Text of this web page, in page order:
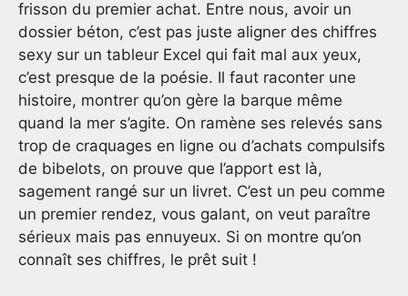
frisson du premier achat. Entre nous, avoir un
dossier béton, c’est pas juste aligner des chiffres
sexy sur un tableur Excel qui fait mal aux yeux,
c’est presque de la poésie. Il faut raconter une
histoire, montrer qu’on gère la barque même
quand la mer s’agite. On ramène ses relevés sans
trop de craquages en ligne ou d’achats compulsifs
de bibelots, on prouve que l’apport est là,
sagement rangé sur un livret. C’est un peu comme
un premier rendez, vous galant, on veut paraître
sérieux mais pas ennuyeux. Si on montre qu’on
connaît ses chiffres, le prêt suit !